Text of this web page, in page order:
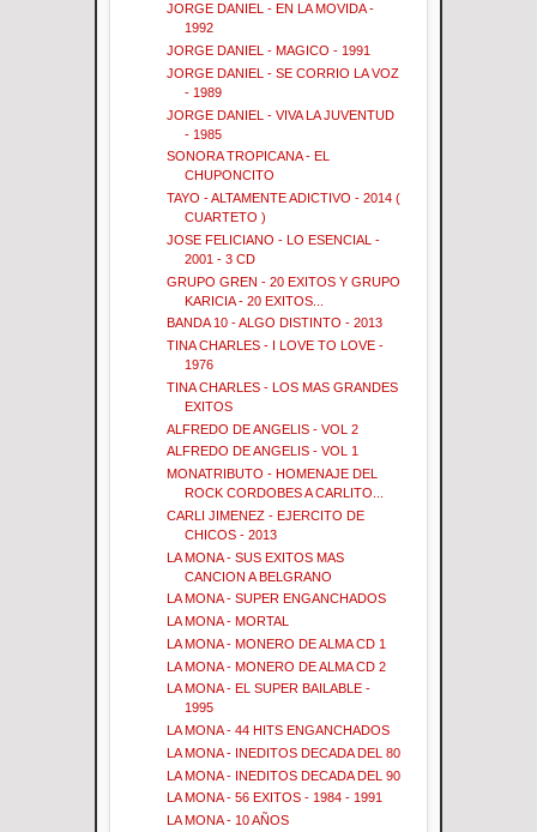
JORGE DANIEL - EN LA MOVIDA -
1992
JORGE DANIEL - MAGICO - 1991
JORGE DANIEL - SE CORRIO LA VOZ
- 1989
JORGE DANIEL - VIVA LA JUVENTUD
- 1985
SONORA TROPICANA - EL
CHUPONCITO
TAYO - ALTAMENTE ADICTIVO - 2014 (
CUARTETO )
JOSE FELICIANO - LO ESENCIAL -
2001 - 3 CD
GRUPO GREN - 20 EXITOS Y GRUPO
KARICIA - 20 EXITOS...
BANDA 10 - ALGO DISTINTO - 2013
TINA CHARLES - I LOVE TO LOVE -
1976
TINA CHARLES - LOS MAS GRANDES
EXITOS
ALFREDO DE ANGELIS - VOL 2
ALFREDO DE ANGELIS - VOL 1
MONATRIBUTO - HOMENAJE DEL
ROCK CORDOBES A CARLITO...
CARLI JIMENEZ - EJERCITO DE
CHICOS - 2013
LA MONA - SUS EXITOS MAS
CANCION A BELGRANO
LA MONA - SUPER ENGANCHADOS
LA MONA - MORTAL
LA MONA - MONERO DE ALMA CD 1
LA MONA - MONERO DE ALMA CD 2
LA MONA - EL SUPER BAILABLE -
1995
LA MONA - 44 HITS ENGANCHADOS
LA MONA - INEDITOS DECADA DEL 80
LA MONA - INEDITOS DECADA DEL 90
LA MONA - 56 EXITOS - 1984 - 1991
LA MONA - 10 AÑOS